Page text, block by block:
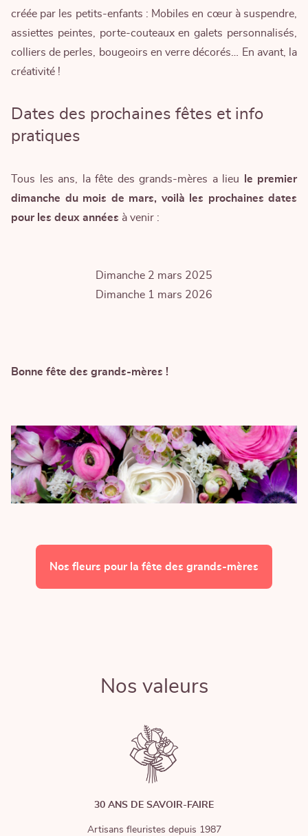
créée par les petits-enfants : Mobiles en cœur à suspendre,
assiettes peintes, porte-couteaux en galets personnalisés,
colliers de perles, bougeoirs en verre décorés… En avant, la
créativité !
Dates des prochaines fêtes et info
pratiques
Tous les ans, la fête des grands-mères a lieu
le premier
dimanche du mois de mars, voilà les prochaines dates
pour les deux années à venir :
Dimanche 2 mars 2025
Dimanche 1 mars 2026
Bonne fête des grands-mères !
Nos fleurs pour la fête des grands-mères
Nos valeurs
30 ANS DE SAVOIR-FAIRE
Artisans fleuristes depuis 1987